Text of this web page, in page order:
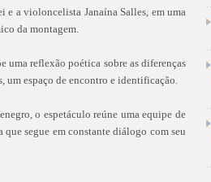
a violoncelista Janaína Salles, em uma
da montagem.
uma reflexão poética sobre as diferenças
um espaço de encontro e identificação.
o espetáculo reúne uma equipe de
segue em constante diálogo com seu